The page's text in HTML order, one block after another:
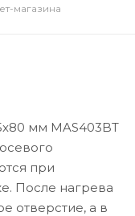
магазина
мм MAS403BT
при
После нагрева
отверстие, а в